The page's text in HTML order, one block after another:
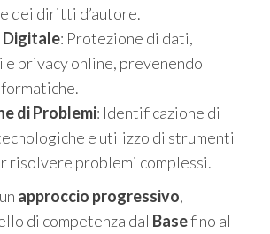
dei diritti d’autore.
Digitale: Protezione di dati,
privacy online, prevenendo
di Problemi: Identificazione di
e utilizzo di strumenti
risolvere problemi complessi.
approccio progressivo,
di competenza dal Basefino al